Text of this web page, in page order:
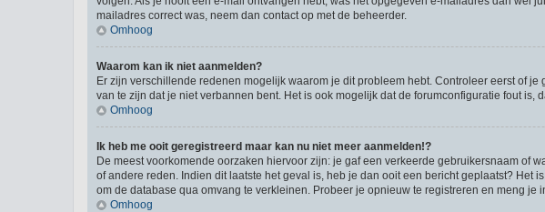
mailadres correct was, neem dan contact op met de beheerder.
Omhoog
Waarom kan ik niet aanmelden?
Er zijn verschillende redenen mogelijk waarom je dit probleem hebt. Controleer eerst of
van te zijn dat je niet verbannen bent. Het is ook mogelijk dat de forumconfiguratie fout is,
Omhoog
Ik heb me ooit geregistreerd maar kan nu niet meer aanmelden!?
De meest voorkomende oorzaken hiervoor zijn: je gaf een verkeerde gebruikersnaam of
of andere reden. Indien dit laatste het geval is, heb je dan ooit een bericht geplaatst?
om de database qua omvang te verkleinen. Probeer je opnieuw te registreren en meng je
Omhoog